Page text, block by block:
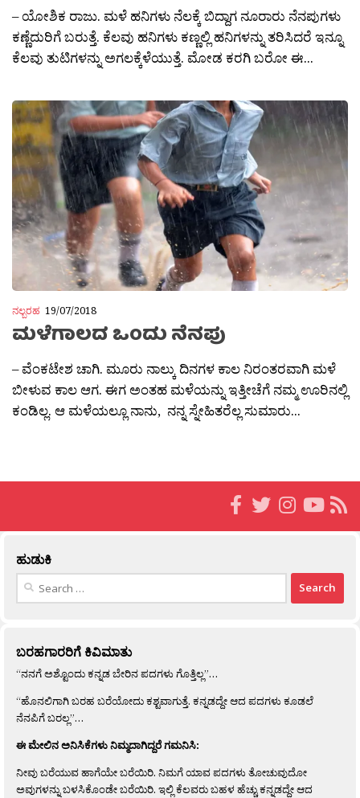
– ಯೋಶಿಕ ರಾಜು. ಮಳೆ ಹನಿಗಳು ನೆಲಕ್ಕೆ ಬಿದ್ದಾಗ ನೂರಾರು ನೆನಪುಗಳು
ಕಣ್ಣೆದುರಿಗೆ ಬರುತ್ತೆ. ಕೆಲವು ಹನಿಗಳು ಕಣ್ಣಲ್ಲಿ ಹನಿಗಳನ್ನು ತರಿಸಿದರೆ ಇನ್ನೂ
ಕೆಲವು ತುಟಿಗಳನ್ನು ಅಗಲಕ್ಕೆಳೆಯುತ್ತೆ. ಮೋಡ ಕರಗಿ ಬರೋ ಈ...
ನಲ್ಬರಹ 19/07/2018
ಮಳೆಗಾಲದ ಒಂದು ನೆನಪು
– ವೆಂಕಟೇಶ ಚಾಗಿ. ಮೂರು ನಾಲ್ಕು ದಿನಗಳ ಕಾಲ ನಿರಂತರವಾಗಿ ಮಳೆ
ಬೀಳುವ ಕಾಲ ಆಗ. ಈಗ ಅಂತಹ ಮಳೆಯನ್ನು ಇತ್ತೀಚೆಗೆ ನಮ್ಮ ಊರಿನಲ್ಲಿ
ಕಂಡಿಲ್ಲ. ಆ ಮಳೆಯಲ್ಲೂ ನಾನು, ನನ್ನ ಸ್ನೇಹಿತರೆಲ್ಲ ಸುಮಾರು...
ಹುಡುಕಿ
Search
ಬರಹಗಾರರಿಗೆ ಕಿವಿಮಾತು
“ನನಗೆ ಅಶ್ಟೊಂದು ಕನ್ನಡ ಬೇರಿನ ಪದಗಳು ಗೊತ್ತಿಲ್ಲ”…
“ಹೊನಲಿಗಾಗಿ ಬರಹ ಬರೆಯೋದು ಕಶ್ಟವಾಗುತ್ತೆ. ಕನ್ನಡದ್ದೇ ಆದ ಪದಗಳು ಕೂಡಲೆ
ನೆನಪಿಗೆ ಬರಲ್ಲ”…
ಈ ಮೇಲಿನ ಅನಿಸಿಕೆಗಳು ನಿಮ್ಮದಾಗಿದ್ದರೆ ಗಮನಿಸಿ:
ನೀವು ಬರೆಯುವ ಹಾಗೆಯೇ ಬರೆಯಿರಿ. ನಿಮಗೆ ಯಾವ ಪದಗಳು ತೋಚುವುದೋ
ಅವುಗಳನ್ನು ಬಳಸಿಕೊಂಡೇ ಬರೆಯಿರಿ. ಇಲ್ಲಿ ಕೆಲವರು ಬಹಳ ಹೆಚ್ಚು ಕನ್ನಡದ್ದೇ ಆದ